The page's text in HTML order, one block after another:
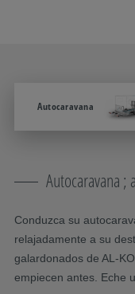
Autocaravana
Autocaravana ;
Conduzca su
relajadamente a su
galardonados de AL-
empiecen antes. Eche